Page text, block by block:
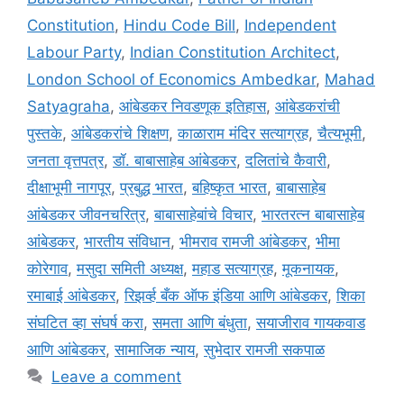
Constitution, Hindu Code Bill, Independent
Labour Party, Indian Constitution Architect,
London School of Economics Ambedkar, Mahad
Satyagraha, आंबेडकर निवडणूक इतिहास, आंबेडकरांची
पुस्तके, आंबेडकरांचे शिक्षण,काळाराम मंदिर सत्याग्रह,चैत्यभूमी,
जनता वृत्तपत्र,डॉ. बाबासाहेब आंबेडकर,दलितांचे कैवारी,
दीक्षाभूमी नागपूर,प्रबुद्ध भारत,बहिष्कृत भारत,बाबासाहेब
आंबेडकर जीवनचरित्र,बाबासाहेबांचे विचार, भारतरत्न बाबासाहेब
आंबेडकर, भारतीय संविधान, भीमराव रामजी आंबेडकर, भीमा
कोरेगाव,मसुदा समिती अध्यक्ष,महाड सत्याग्रह,मूकनायक,
रमाबाई आंबेडकर,रिझर्व्ह बँक ऑफ इंडिया आणि आंबेडकर,शिका
संघटित व्हा संघर्ष करा,समता आणि बंधुता,सयाजीराव गायकवाड
आणि आंबेडकर,सामाजिक न्याय,सुभेदार रामजी सकपाळ
Leave a comment